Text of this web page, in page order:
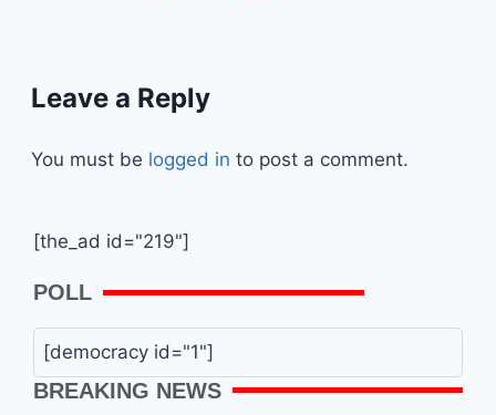
Leave a Reply
You must be logged in to post a comment.
[the_ad id="219"]
POLL
[democracy id="1"]
BREAKING NEWS